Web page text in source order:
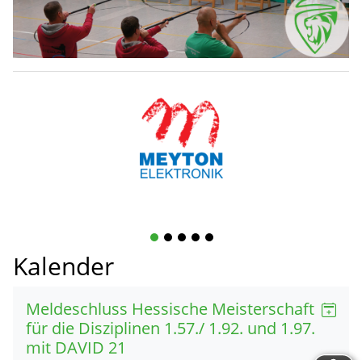
1 2 3 4 5
Kalender
Meldeschluss Hessische Meisterschaft
für die Disziplinen 1.57./ 1.92. und 1.97.
mit DAVID 21